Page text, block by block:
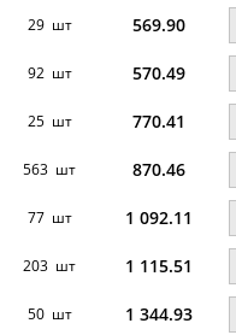
29 шт 569.90
92 шт 570.49
25 шт 770.41
563 шт 870.46
77 шт 1 092.11
203 шт 1 115.51
50 шт 1 344.93